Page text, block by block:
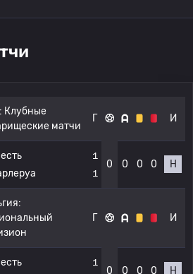
Клубные
матчи
Г И
1
1
0 0 0 0 Н
Г И
1
0 0 0 0 Н